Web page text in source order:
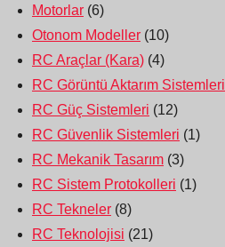
Motorlar (6)
Otonom Modeller (10)
RC Araçlar (Kara) (4)
RC Görüntü Aktarım Sistemleri
RC Güç Sistemleri (12)
RC Güvenlik Sistemleri (1)
RC Mekanik Tasarım (3)
RC Sistem Protokolleri (1)
RC Tekneler (8)
RC Teknolojisi (21)